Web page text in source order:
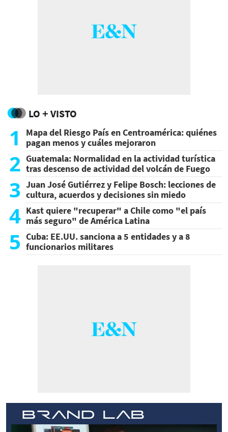
LO + VISTO
1
Mapa del Riesgo País en Centroamérica: quiénes
pagan menos y cuáles mejoraron
2 Guatemala: Normalidad en la actividad turística
tras descenso de actividad del volcán de Fuego
3 Juan José Gutiérrez y Felipe Bosch: lecciones de
cultura, acuerdos y decisiones sin miedo
4 Kast quiere "recuperar" a Chile como "el país
más seguro" de América Latina
5 Cuba: EE.UU. sanciona a 5 entidades y a 8
funcionarios militares